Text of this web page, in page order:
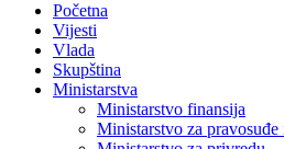
Početna
Vijesti
Vlada
Skupština
Ministarstva
Ministarstvo finansija
Ministarstvo za pravosuđe